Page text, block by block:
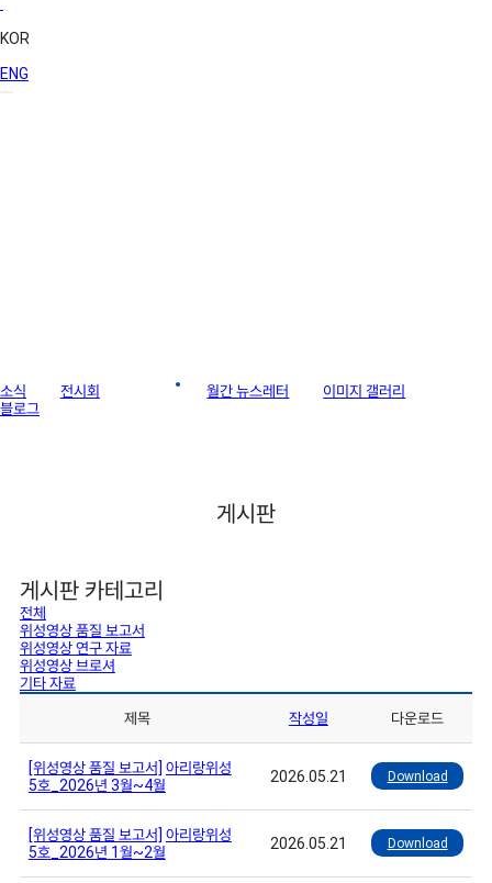
KOR
ENG
소식 전시회 월간 뉴스레터
이미지 갤러리
블로그
게시판
게시판 카테고리
전체
위성영상 품질 보고서
위성영상 연구 자료
위성영상 브로셔
기타 자료
제목
작성일 다운로드
[위성영상 품질 보고서] 아리랑위성
5호_2026년 3월~4월
2026.05.21 Download
[위성영상 품질 보고서] 아리랑위성
5호_2026년 1월~2월
2026.05.21 Download